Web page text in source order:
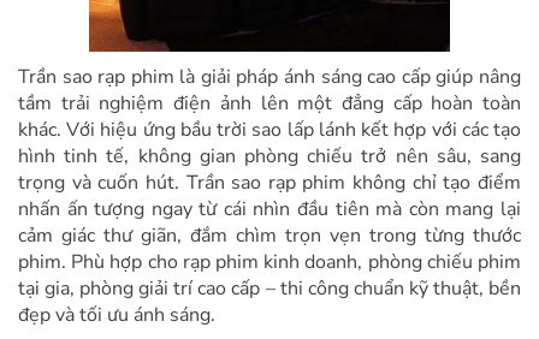
Trần sao rạp phim là giải pháp ánh sáng cao cấp giúp nâng
tầm trải nghiệm điện ảnh lên một đẳng cấp hoàn toàn
khác. Với hiệu ứng bầu trời sao lấp lánh kết hợp với các tạo
hình tinh tế, không gian phòng chiếu trở nên sâu, sang
trọng và cuốn hút. Trần sao rạp phim không chỉ tạo điểm
nhấn ấn tượng ngay từ cái nhìn đầu tiên mà còn mang lại
cảm giác thư giãn, đắm chìm trọn vẹn trong từng thước
phim. Phù hợp cho rạp phim kinh doanh, phòng chiếu phim
tại gia, phòng giải trí cao cấp – thi công chuẩn kỹ thuật, bền
đẹp và tối ưu ánh sáng.